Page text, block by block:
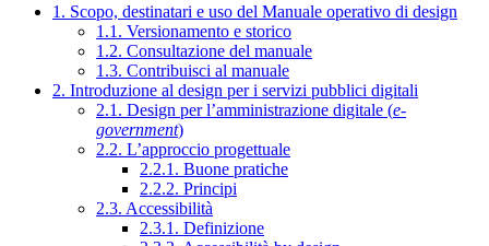
1. Scopo, destinatari e uso del Manuale operativo di design
1.1. Versionamento e storico
1.2. Consultazione del manuale
1.3. Contribuisci al manuale
2. Introduzione al design per i servizi pubblici digitali
2.1. Design per l’amministrazione digitale (e-
government)
2.2. L’approccio progettuale
2.2.1. Buone pratiche
2.2.2. Principi
2.3. Accessibilità
2.3.1. Definizione